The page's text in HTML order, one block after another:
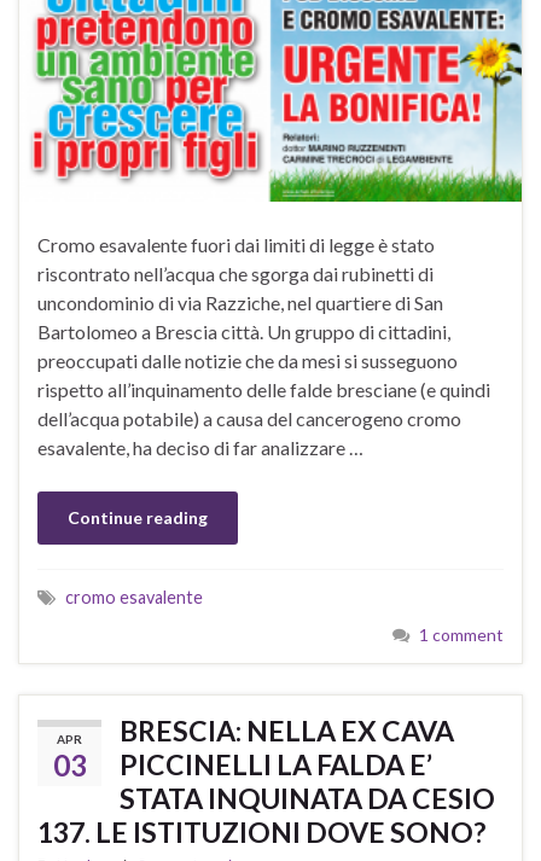
Cromo esavalente fuori dai limiti di legge è stato
riscontrato nell’acqua che sgorga dai rubinetti di
uncondominio di via Razziche, nel quartiere di San
Bartolomeo a Brescia città. Un gruppo di cittadini,
preoccupati dalle notizie che da mesi si susseguono
rispetto all’inquinamento delle falde bresciane (e quindi
dell’acqua potabile) a causa del cancerogeno cromo
esavalente, ha deciso di far analizzare …
Continue reading
cromo esavalente
1 comment
APR
03
BRESCIA: NELLA EX CAVA
PICCINELLI LA FALDA E’
STATA INQUINATA DA CESIO
137. LE ISTITUZIONI DOVE SONO?